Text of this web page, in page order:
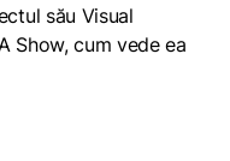
său Visual
Show, cum vede ea